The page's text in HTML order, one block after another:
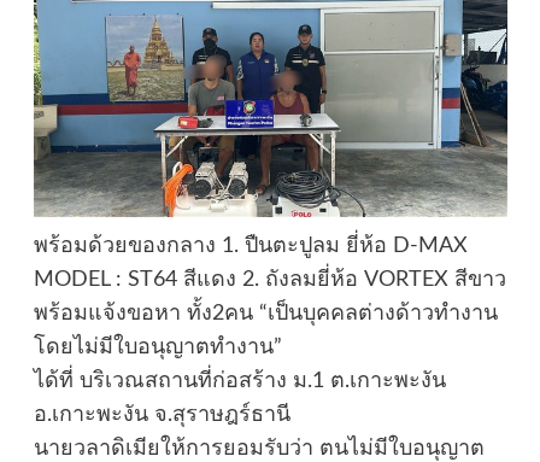
พร้อมด้วยของกลาง 1. ปืนตะปูลม ยี่ห้อ D-MAX
MODEL : ST64 สีแดง 2. ถังลมยี่ห้อ VORTEX สีขาว
พร้อมแจ้งขอหา ทั้ง2คน “เป็นบุคคลต่างด้าวทำงาน
โดยไม่มีใบอนุญาตทำงาน”
ได้ที่ บริเวณสถานที่ก่อสร้าง ม.1 ต.เกาะพะงัน
อ.เกาะพะงัน จ.สุราษฎร์ธานี
นายวลาดิเมียให้การยอมรับว่า ตนไม่มีใบอนุญาต